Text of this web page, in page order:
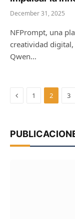
December 31, 2025
NFPrompt, una
creatividad
Qwen…
Previous
1 2 3